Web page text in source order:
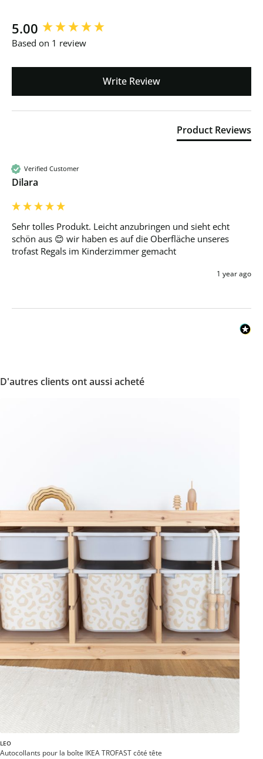
5.00
Based on 1 review
Write Review
Product Reviews
Verified Customer
Dilara
Sehr tolles Produkt. Leicht anzubringen und sieht echt
schön aus 😊 wir haben es auf die Oberfläche unseres
trofast Regals im Kinderzimmer gemacht
1 year ago
New content loaded
D'autres clients ont aussi acheté
LEO
Autocollants pour la boîte IKEA TROFAST côté tête